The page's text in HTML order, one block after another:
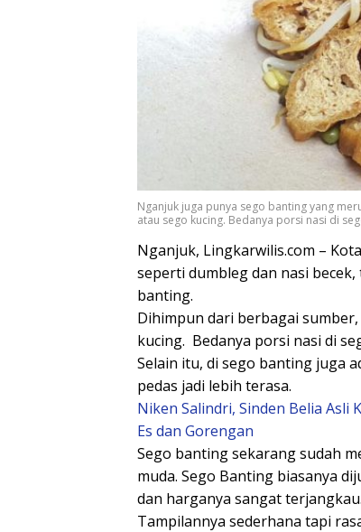
Nganjuk juga punya sego banting yang
atau sego kucing. Bedanya porsi nasi di
Nganjuk, Lingkarwilis.com –
seperti dumbleg dan nasi
banting.
Dihimpun dari berbagai
kucing. Bedanya porsi nasi di
Selain itu, di sego banting juga
pedas jadi lebih terasa.
Niken Salindri, Sinden Belia Asli
Es dan Gorengan
Sego banting sekarang sudah
muda. Sego Banting biasanya
dan harganya sangat terjangkau.
Tampilannya sederhana tapi